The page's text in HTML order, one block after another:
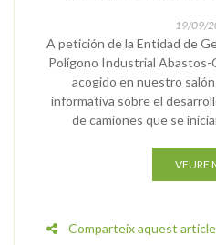
19/09/
A petición de la Entidad de
Polígono Industrial Abastos-
acogido en nuestro
informativa sobre el
de camiones que se
VEURE
Comparteix aquest article